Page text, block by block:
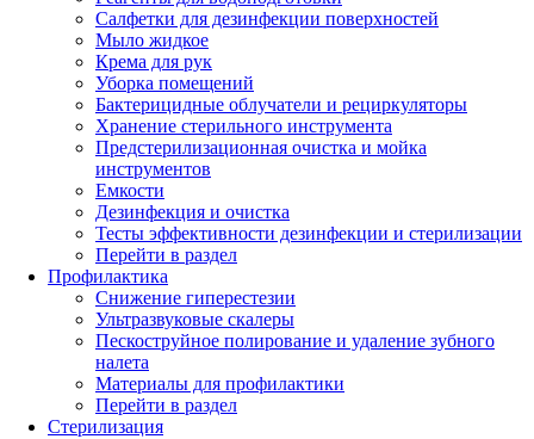
Салфетки для дезинфекции поверхностей
Мыло жидкое
Крема для рук
Уборка помещений
Бактерицидные облучатели и рециркуляторы
Хранение стерильного инструмента
Предстерилизационная очистка и мойка
инструментов
Емкости
Дезинфекция и очистка
Тесты эффективности дезинфекции и стерилизации
Перейти в раздел
Профилактика
Снижение гиперестезии
Ультразвуковые скалеры
Пескоструйное полирование и удаление зубного
налета
Материалы для профилактики
Перейти в раздел
Стерилизация